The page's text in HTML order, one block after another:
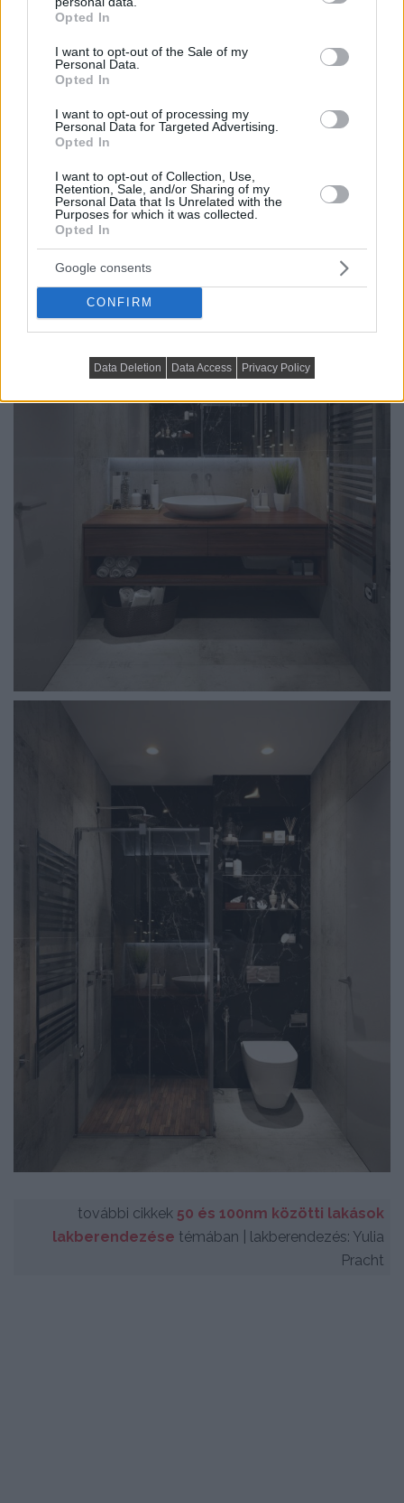
grant or deny consent to Google and its third-party tags to
use your data for below specified purposes in below Google
consent section.
Opted In
I want to opt-out of the Sale of my
Personal Data.
Opted In
I want to opt-out of processing my
Personal Data for Targeted Advertising.
Opted In
I want to opt-out of Collection, Use,
Retention, Sale, and/or Sharing of my
Personal Data that Is Unrelated with the
Purposes for which it was collected.
Opted In
Google consents
CONFIRM
Data Deletion Data Access Privacy Policy
további cikkek 50 és 100nm közötti lakások
lakberendezése témában | lakberendezés: Yulia
Pracht